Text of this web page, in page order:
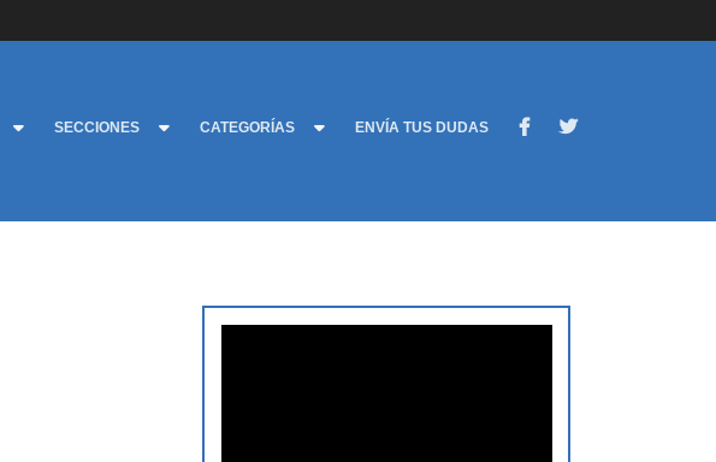
SECCIONES CATEGORÍAS ENVÍA TUS DUDAS